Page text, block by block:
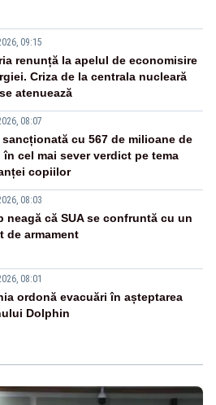
09:15
renunță la apelul de economisire
Criza de la centrala nucleară
atenuează
08:07
sancționată cu 567 de milioane de
în cel mai sever verdict pe tema
copiilor
08:03
neagă că SUA se confruntă cu un
de armament
08:01
ordonă evacuări în așteptarea
Dolphin